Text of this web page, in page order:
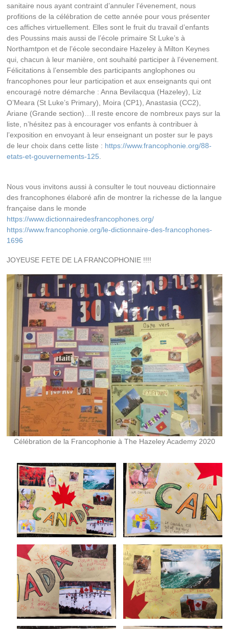
sanitaire nous ayant contraint d’annuler l’évenement, nous
profitions de la célébration de cette année pour vous présenter
ces affiches virtuellement. Elles sont le fruit du travail d’enfants
des Poussins mais aussi de l’école primaire St Luke’s à
Northamtpon et de l’école secondaire Hazeley à Milton Keynes
qui, chacun à leur manière, ont souhaité participer à l’évenement.
Félicitations à l’ensemble des participants anglophones ou
francophones pour leur participation et aux enseignants qui ont
encouragé notre démarche : Anna Bevilacqua (Hazeley), Liz
O’Meara (St Luke’s Primary), Moira (CP1), Anastasia (CC2),
Ariane (Grande section)…Il reste encore de nombreux pays sur la
liste, n’hésitez pas à encourager vos enfants à contribuer à
l’exposition en envoyant à leur enseignant un poster sur le pays
de leur choix dans cette liste : https://www.francophonie.org/88-
etats-et-gouvernements-125
Nous vous invitons aussi à consulter le tout nouveau dictionnaire
des francophones élaboré afin de montrer la richesse de la langue
française dans le monde
https://www.dictionnairedesfrancophones.org/
https://www.francophonie.org/le-dictionnaire-des-francophones-
1696
JOYEUSE FETE DE LA FRANCOPHONIE !!!!
Célébration de la Francophonie à The Hazeley Academy 2020